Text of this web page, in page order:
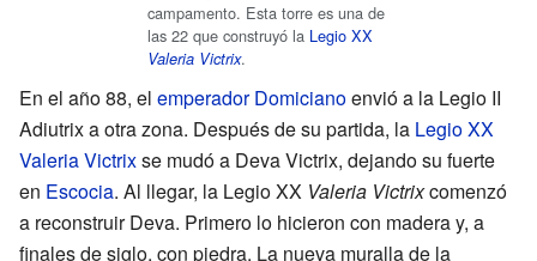
campamento. Esta torre es una de
las 22 que construyó la Legio XX
Valeria Victrix.
En el año 88, el emperador Domicianoenvió a la Legio II
Adiutrix a otra zona. Después de su partida, la Legio XX
Valeria Victrixse mudó a Deva Victrix, dejando su fuerte
en Escocia. Al llegar, la Legio XX Valeria Victrixcomenzó
a reconstruir Deva. Primero lo hicieron con madera y, a
finales de siglo, con piedra. La nueva muralla de la